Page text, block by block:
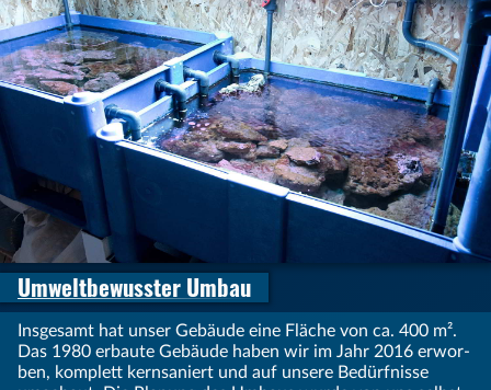
Umweltbewusster Umbau
Insgesamt hat unser Gebäude eine Fläche von ca. 400 m².
Das 1980 er­bau­te Ge­bäu­de haben wir im Jahr 2016 er­wor­
ben, komp­lett kern­saniert und auf unse­re Be­dürf­nisse